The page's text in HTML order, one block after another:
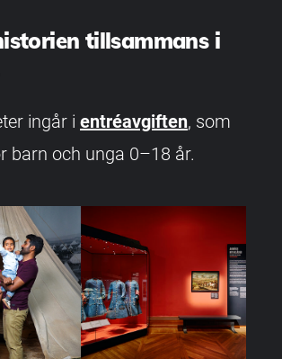
tillsammans i
ingår i entréavgiften, som
barn och unga 0–18 år.